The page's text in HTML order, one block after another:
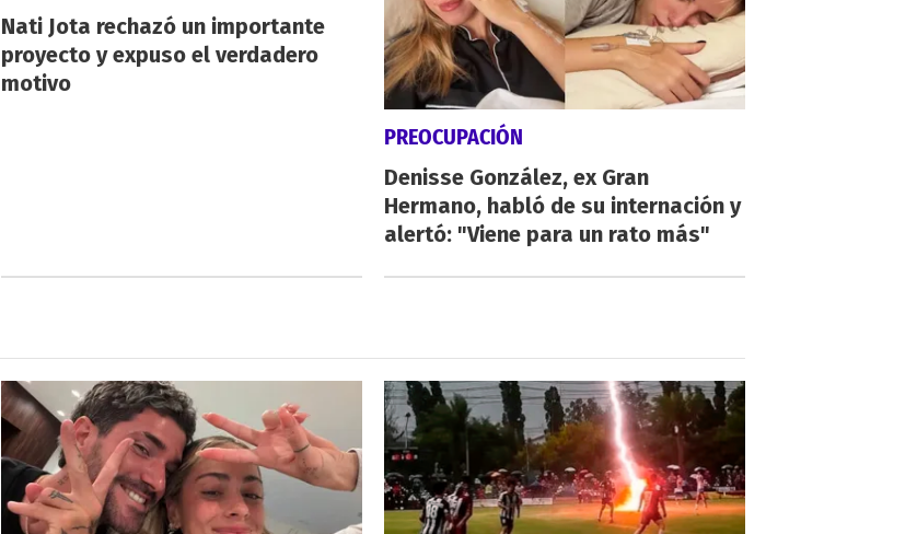
Nati Jota rechazó un importante
proyecto y expuso el verdadero
motivo
PREOCUPACIÓN
Denisse González, ex Gran
Hermano, habló de su internación y
alertó: "Viene para un rato más"